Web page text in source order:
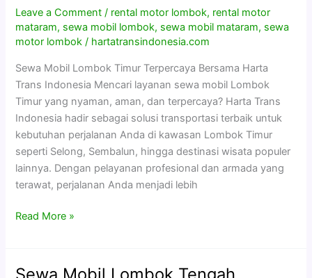
Leave a Comment / rental motor lombok, rental motor
mataram, sewa mobil lombok, sewa mobil mataram, sewa
motor lombok / hartatransindonesia.com
Sewa Mobil Lombok Timur Terpercaya Bersama Harta
Trans Indonesia Mencari layanan sewa mobil Lombok
Timur yang nyaman, aman, dan terpercaya? Harta Trans
Indonesia hadir sebagai solusi transportasi terbaik untuk
kebutuhan perjalanan Anda di kawasan Lombok Timur
seperti Selong, Sembalun, hingga destinasi wisata populer
lainnya. Dengan pelayanan profesional dan armada yang
terawat, perjalanan Anda menjadi lebih
Terpercaya
Bersama
Harta
Indonesia
Read More »
Sewa